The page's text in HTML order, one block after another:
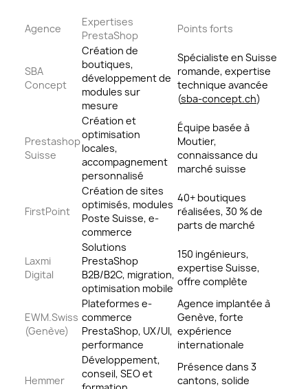
Agence
Expertises
PrestaShop
Points forts
SBA
Concept
Création de
boutiques,
développement de
modules sur
mesure
Spécialiste en Suisse
romande, expertise
technique avancée
(sba-concept.ch)
Prestashop
Suisse
Création et
optimisation
locales,
accompagnement
personnalisé
Équipe basée à
Moutier,
connaissance du
marché suisse
FirstPoint
Création de sites
optimisés, modules
Poste Suisse, e-
commerce
40+ boutiques
réalisées, 30 % de
parts de marché
Laxmi
Digital
Solutions
PrestaShop
B2B/B2C, migration,
optimisation mobile
150 ingénieurs,
expertise Suisse,
offre complète
EWM.Swiss
(Genève)
Plateformes e-
commerce
PrestaShop, UX/UI,
performance
Agence implantée à
Genève, forte
expérience
internationale
Hemmer
Développement,
conseil, SEO et
Présence dans 3
cantons, solide